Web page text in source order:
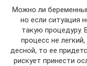
Можно ли
но если ситуация
такую процедуру.
процесс не
десной, то ее
рискует принести